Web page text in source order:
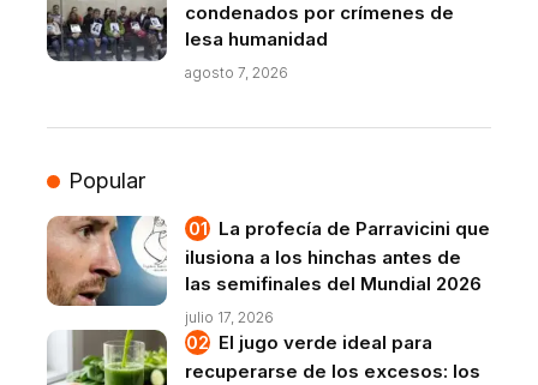
condenados por crímenes de
lesa humanidad
agosto 7, 2026
Popular
La profecía de Parravicini que
ilusiona a los hinchas antes de
las semifinales del Mundial 2026
julio 17, 2026
El jugo verde ideal para
recuperarse de los excesos: los